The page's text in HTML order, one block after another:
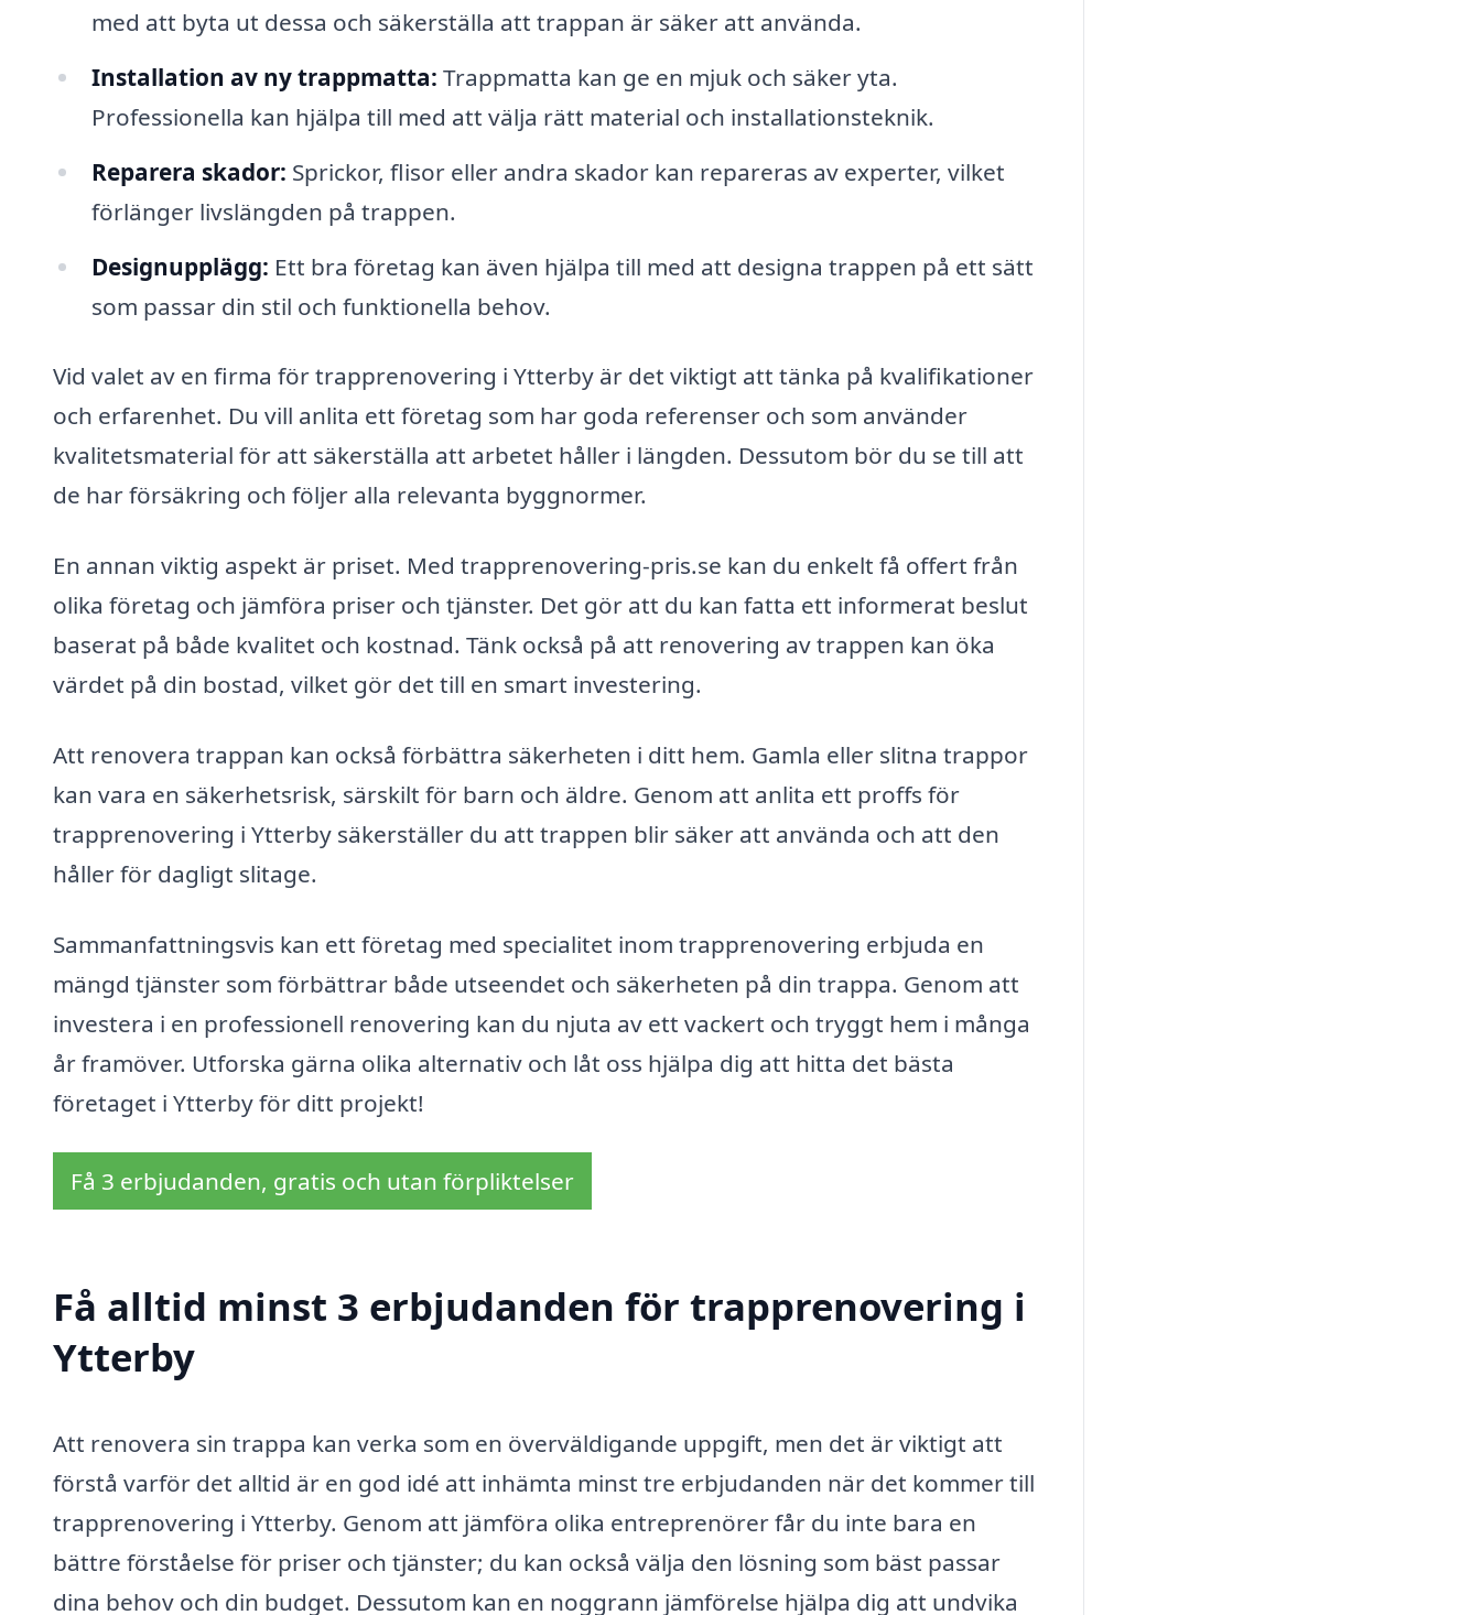
med att byta ut dessa och säkerställa att trappan är säker att använda.
Installation av ny trappmatta: Trappmatta kan ge en mjuk och säker yta.
Professionella kan hjälpa till med att välja rätt material och installationsteknik.
Reparera skador: Sprickor, flisor eller andra skador kan repareras av experter, vilket
förlänger livslängden på trappen.
Designupplägg: Ett bra företag kan även hjälpa till med att designa trappen på ett sätt
som passar din stil och funktionella behov.
Vid valet av en firma för trapprenovering i Ytterby är det viktigt att tänka på kvalifikationer
och erfarenhet. Du vill anlita ett företag som har goda referenser och som använder
kvalitetsmaterial för att säkerställa att arbetet håller i längden. Dessutom bör du se till att
de har försäkring och följer alla relevanta byggnormer.
En annan viktig aspekt är priset. Med trapprenovering-pris.se kan du enkelt få offert från
olika företag och jämföra priser och tjänster. Det gör att du kan fatta ett informerat beslut
baserat på både kvalitet och kostnad. Tänk också på att renovering av trappen kan öka
värdet på din bostad, vilket gör det till en smart investering.
Att renovera trappan kan också förbättra säkerheten i ditt hem. Gamla eller slitna trappor
kan vara en säkerhetsrisk, särskilt för barn och äldre. Genom att anlita ett proffs för
trapprenovering i Ytterby säkerställer du att trappen blir säker att använda och att den
håller för dagligt slitage.
Sammanfattningsvis kan ett företag med specialitet inom trapprenovering erbjuda en
mängd tjänster som förbättrar både utseendet och säkerheten på din trappa. Genom att
investera i en professionell renovering kan du njuta av ett vackert och tryggt hem i många
år framöver. Utforska gärna olika alternativ och låt oss hjälpa dig att hitta det bästa
företaget i Ytterby för ditt projekt!
Få 3 erbjudanden, gratis och utan förpliktelser
Få alltid minst 3 erbjudanden för trapprenovering i
Ytterby
Att renovera sin trappa kan verka som en överväldigande uppgift, men det är viktigt att
förstå varför det alltid är en god idé att inhämta minst tre erbjudanden när det kommer till
trapprenovering i Ytterby. Genom att jämföra olika entreprenörer får du inte bara en
bättre förståelse för priser och tjänster; du kan också välja den lösning som bäst passar
dina behov och din budget. Dessutom kan en noggrann jämförelse hjälpa dig att undvika